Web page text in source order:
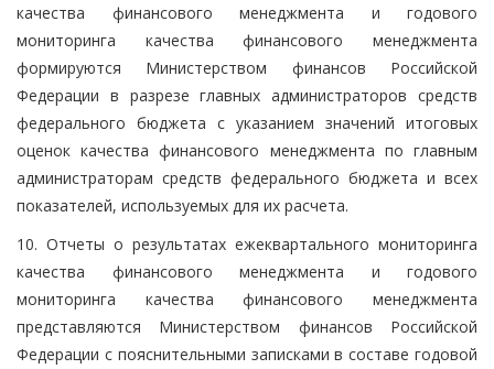
качества финансового менеджмента и годового
мониторинга качества финансового менеджмента
формируются Министерством финансов Российской
Федерации в разрезе главных администраторов средств
федерального бюджета с указанием значений итоговых
оценок качества финансового менеджмента по главным
администраторам средств федерального бюджета и всех
показателей, используемых для их расчета.
10. Отчеты о результатах ежеквартального мониторинга
качества финансового менеджмента и годового
мониторинга качества финансового менеджмента
представляются Министерством финансов Российской
Федерации с пояснительными записками в составе годовой